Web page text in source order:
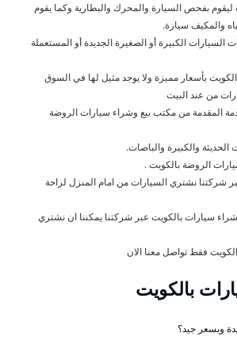
بفحص السيارة والمحرك والبطارية وكما يقوم
والمكيف سيارة.
الكبيرة أو الصغيرة الجديدة أو المستعملة
بأسعار مميزة ولا يوجد مثيل لها في السوق
من عند البيت
المقدمة من مكتب بيع وشراء سيارات الروضة
والكبيرة والباصات.
الروضة بالكويت .
شركتنا نشتري السيارات من امام المنزل لراحة
سيارات بالكويت عبر شركتنا يمكننا ان نشتري
فقط تواصل معنا الان
بالكويت
وبسعر جيد؟